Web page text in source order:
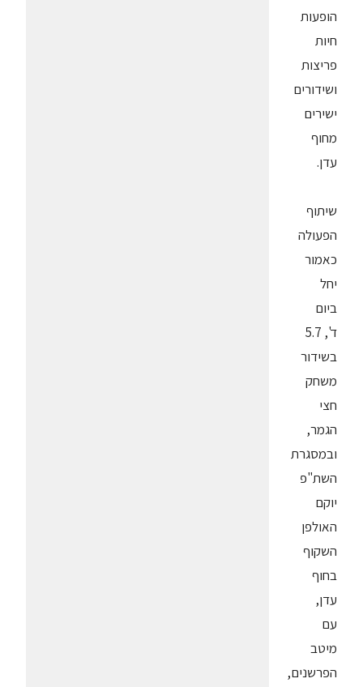
הופעות
חיות
פריצות
ושידורים
ישירים
מחוף
עדן.
שיתוף
הפעולה
כאמור
יחל
ביום
ד', 5.7
בשידור
משחק
חצי
הגמר,
ובמסגרת
השת"פ
יוקם
האולפן
השקוף
בחוף
עדן,
עם
מיטב
הפרשנים,